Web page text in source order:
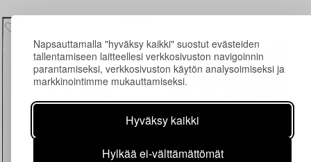
Napsauttamalla "hyväksy kaikki" suostut evästeiden
tallentamiseen laitteellesi verkkosivuston navigoinnin
parantamiseksi, verkkosivuston käytön analysoimiseksi ja
markkinointimme mukauttamiseksi.
Hyväksy kaikki
Hylkää ei-välttämättömät